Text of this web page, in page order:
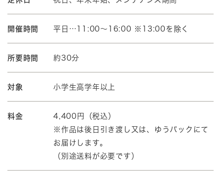
開催時間 平日…11:00～16:00 ※13:00を除く
所要時間 約30分
対象 小学生高学年以上
料金
4,400円（税込）
※作品は後日引き渡し又は、ゆうパックにて
お届けします。
（別途送料が必要です）